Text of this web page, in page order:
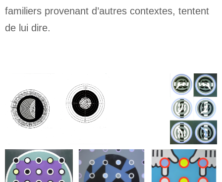
familiers provenant d’autres contextes, tentent
de lui dire.